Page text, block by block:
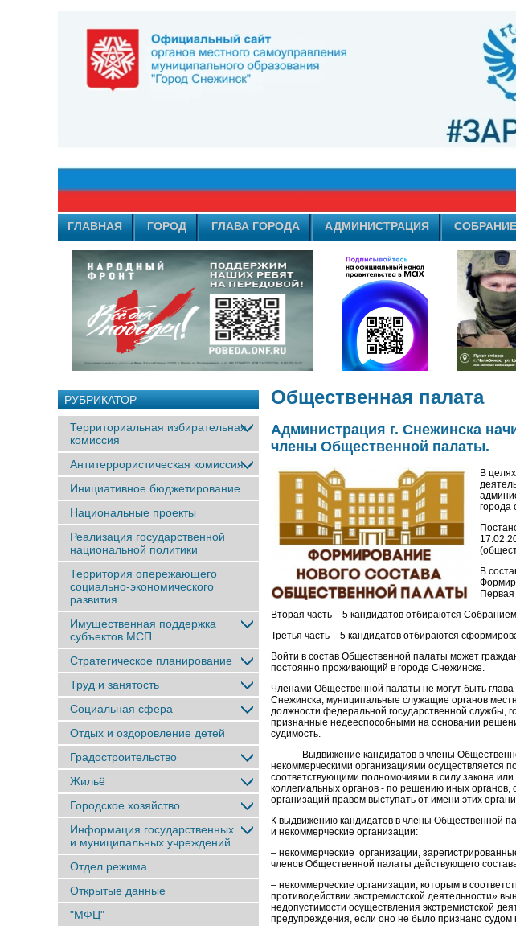
ГЛАВНАЯ ГОРОД ГЛАВА ГОРОДА АДМИНИСТРАЦИЯ
РУБРИКАТОР
Территориальная избирательная
комиссия
Антитеррористическая комиссия
Инициативное бюджетирование
Национальные проекты
Реализация государственной
национальной политики
Территория опережающего
социально-экономического
развития
Имущественная поддержка
субъектов МСП
Стратегическое планирование
Труд и занятость
Социальная сфера
Отдых и оздоровление детей
Градостроительство
Жильё
Городское хозяйство
Информация государственных
и муниципальных учреждений
Отдел режима
Открытые данные
"МФЦ"
Общественная палата
Администрация г. Снежинска
члены Общественной палаты.
В
В
Первая
Вторая часть - 5 кандидатов отбираются
Третья часть – 5 кандидатов отбираются
Войти в состав Общественной палаты может
постоянно проживающий в городе Снежинске.
Членами Общественной палаты не могут быть
Снежинска, муниципальные служащие органов
должности федеральной государственной
признанные недееспособными на основании
судимость.
Выдвижение кандидатов в члены
некоммерческими организациями осуществляется
соответствующими полномочиями в силу закона или
коллегиальных органов - по решению иных органов,
организаций правом выступать от имени этих
К выдвижению кандидатов в члены Общественной
и некоммерческие организации:
– некоммерческие организации,
членов Общественной палаты действующего
– некоммерческие организации, которым в
противодействии экстремистской деятельности»
недопустимости осуществления экстремистской
предупреждения, если оно не было признано судом